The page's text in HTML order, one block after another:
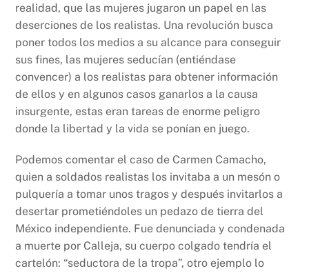
realidad, que las mujeres jugaron un papel en las
deserciones de los realistas. Una revolución busca
poner todos los medios a su alcance para conseguir
sus fines, las mujeres seducían (entiéndase
convencer) a los realistas para obtener información
de ellos y en algunos casos ganarlos a la causa
insurgente, estas eran tareas de enorme peligro
donde la libertad y la vida se ponían en juego.
Podemos comentar el caso de Carmen Camacho,
quien a soldados realistas los invitaba a un mesón o
pulquería a tomar unos tragos y después invitarlos a
desertar prometiéndoles un pedazo de tierra del
México independiente. Fue denunciada y condenada
a muerte por Calleja, su cuerpo colgado tendría el
cartelón: “seductora de la tropa”, otro ejemplo lo